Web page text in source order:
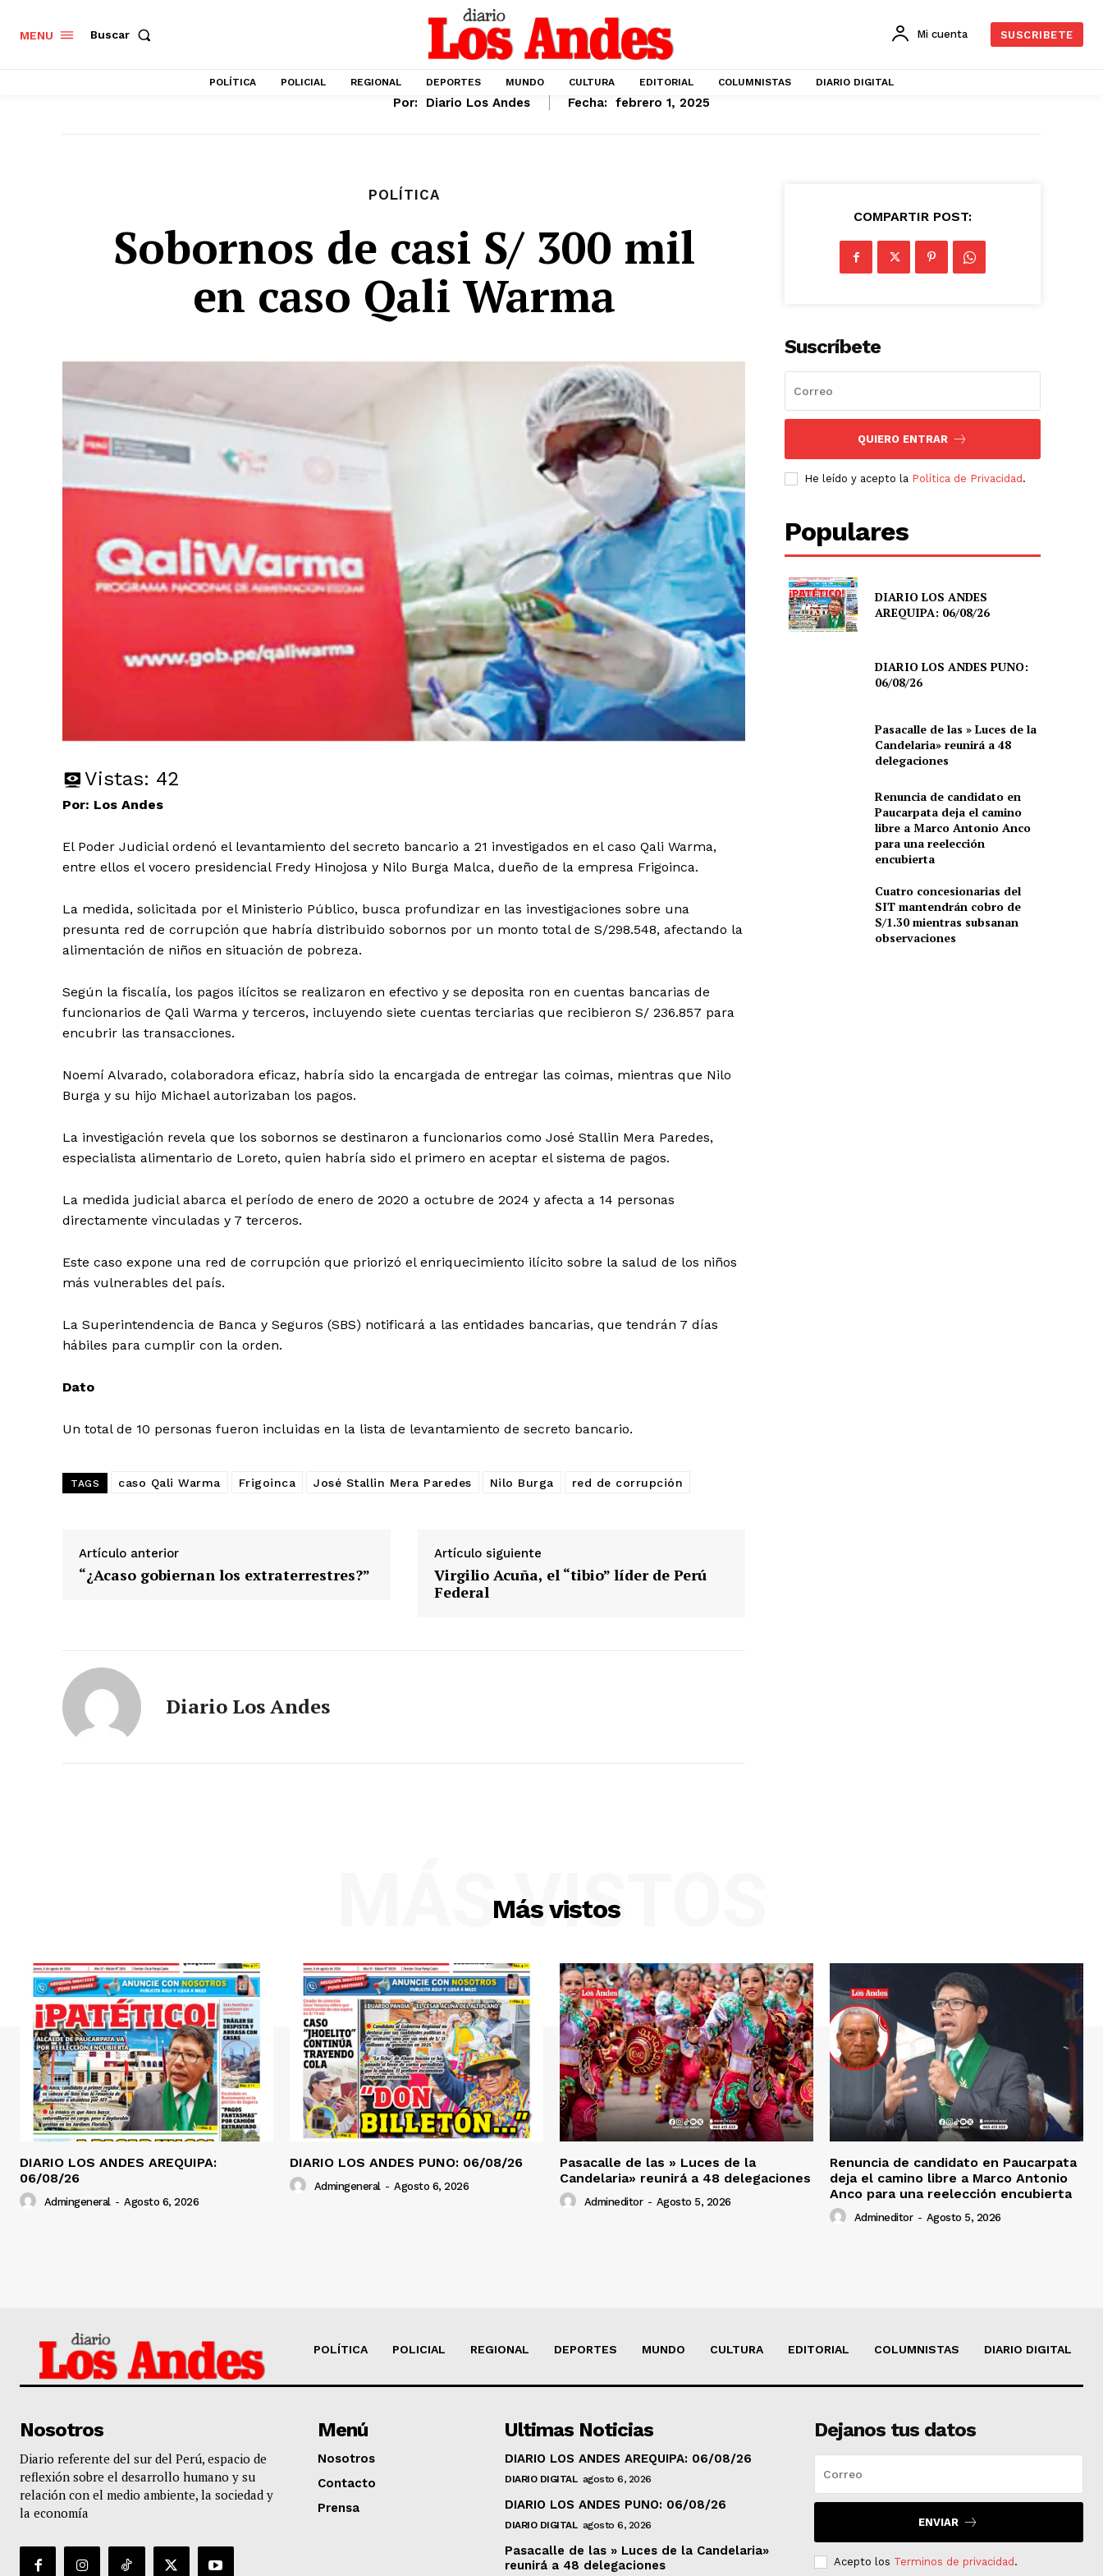
Diario los Andes
MENU Buscar Mi cuenta SUSCRIBETE
POLÍTICA POLICIAL REGIONAL DEPORTES MUNDO CULTURA EDITORIAL COLUMNISTAS DIARIO DIGITAL
Por: Diario Los Andes Fecha: febrero 1, 2025
POLÍTICA
Sobornos de casi S/ 300 mil
en caso Qali Warma
Vistas: 42
Por: Los Andes
El Poder Judicial ordenó el levantamiento del secreto bancario a 21 investigados en el caso Qali Warma,
entre ellos el vocero presidencial Fredy Hinojosa y Nilo Burga Malca, dueño de la empresa Frigoinca.
La medida, solicitada por el Ministerio Público, busca profundizar en las investigaciones sobre una
presunta red de corrupción que habría distribuido sobornos por un monto total de S/298.548, afectando la
alimentación de niños en situación de pobreza.
Según la fiscalía, los pagos ilícitos se realizaron en efectivo y se deposita ron en cuentas bancarias de
funcionarios de Qali Warma y terceros, incluyendo siete cuentas terciarias que recibieron S/ 236.857 para
encubrir las transacciones.
Noemí Alvarado, colaboradora eficaz, habría sido la encargada de entregar las coimas, mientras que Nilo
Burga y su hijo Michael autorizaban los pagos.
La investigación revela que los sobornos se destinaron a funcionarios como José Stallin Mera Paredes,
especialista alimentario de Loreto, quien habría sido el primero en aceptar el sistema de pagos.
La medida judicial abarca el período de enero de 2020 a octubre de 2024 y afecta a 14 personas
directamente vinculadas y 7 terceros.
Este caso expone una red de corrupción que priorizó el enriquecimiento ilícito sobre la salud de los niños
más vulnerables del país.
La Superintendencia de Banca y Seguros (SBS) notificará a las entidades bancarias, que tendrán 7 días
hábiles para cumplir con la orden.
Dato
Un total de 10 personas fueron incluidas en la lista de levantamiento de secreto bancario.
TAGS caso Qali Warma Frigoinca José Stallin Mera Paredes Nilo Burga red de corrupción
Artículo anterior
“¿Acaso gobiernan los extraterrestres?”
Artículo siguiente
Virgilio Acuña, el “tibio” líder de Perú
Federal
Diario Los Andes
COMPARTIR POST:
Suscríbete
QUIERO ENTRAR
He leído y acepto la Política de Privacidad .
Populares
DIARIO LOS ANDES
AREQUIPA: 06/08/26
DIARIO LOS ANDES PUNO:
06/08/26
Pasacalle de las » Luces de la
Candelaria» reunirá a 48
delegaciones
Renuncia de candidato en
Paucarpata deja el camino
libre a Marco Antonio Anco
para una reelección
encubierta
Cuatro concesionarias del
SIT mantendrán cobro de
S/1.30 mientras subsanan
observaciones
Más vistos
MÁS VISTOS
DIARIO LOS ANDES AREQUIPA:
06/08/26
Admingeneral - Agosto 6, 2026
DIARIO LOS ANDES PUNO: 06/08/26
Admingeneral - Agosto 6, 2026
Pasacalle de las » Luces de la
Candelaria» reunirá a 48 delegaciones
Admineditor - Agosto 5, 2026
Renuncia de candidato en Paucarpata
deja el camino libre a Marco Antonio
Anco para una reelección encubierta
Admineditor - Agosto 5, 2026
POLÍTICA POLICIAL REGIONAL DEPORTES MUNDO CULTURA EDITORIAL COLUMNISTAS DIARIO DIGITAL
Nosotros
Diario referente del sur del Perú, espacio de
reflexión sobre el desarrollo humano y su
relación con el medio ambiente, la sociedad y
la economía
Menú
Nosotros
Contacto
Prensa
Ultimas Noticias
DIARIO LOS ANDES AREQUIPA: 06/08/26
DIARIO DIGITAL agosto 6, 2026
DIARIO LOS ANDES PUNO: 06/08/26
DIARIO DIGITAL agosto 6, 2026
Pasacalle de las » Luces de la Candelaria»
reunirá a 48 delegaciones
Dejanos tus datos
ENVIAR
Acepto los Terminos de privacidad .